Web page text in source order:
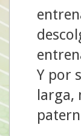
Y por
larga,